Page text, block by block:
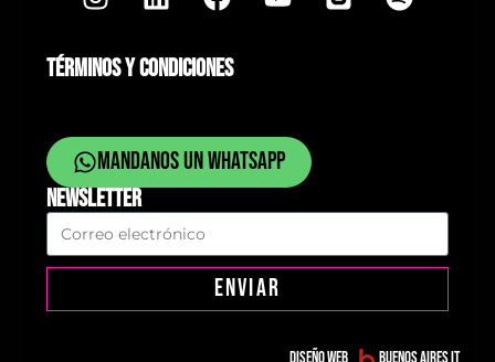
TÉRMINOS Y CONDICIONES
Mandanos un whatsapp
NEWSLETTER
ENVIAR